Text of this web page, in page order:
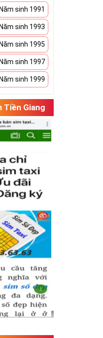
Năm sinh 1991
Năm sinh 1993
Năm sinh 1995
Năm sinh 1997
Năm sinh 1999
Tiền Giang